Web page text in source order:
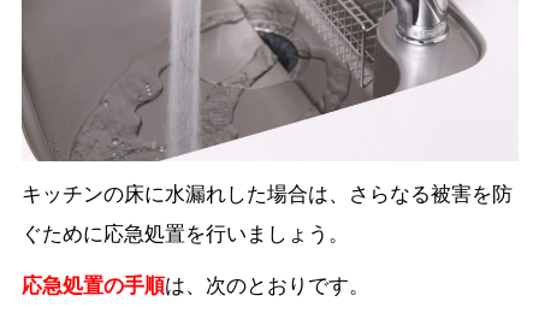
キッチンの床に水漏れした場合は、さらなる被害を防
ぐために応急処置を行いましょう。
応急処置の手順は、次のとおりです。